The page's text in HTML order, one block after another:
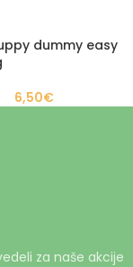
dummy easy
6,50€
za naše akcije